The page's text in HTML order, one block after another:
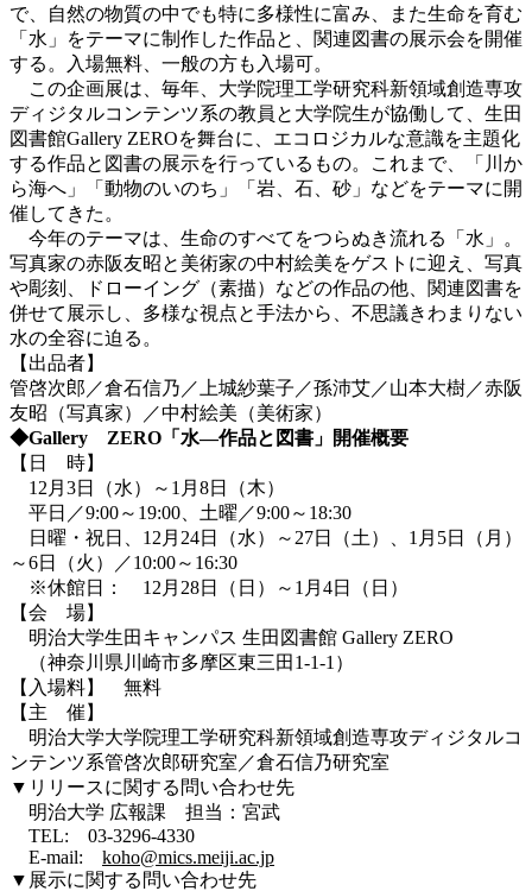
で、自然の物質の中でも特に多様性に富み、また生命を育む
「水」をテーマに制作した作品と、関連図書の展示会を開催
する。入場無料、一般の方も入場可。
この企画展は、毎年、大学院理工学研究科新領域創造専攻
ディジタルコンテンツ系の教員と大学院生が協働して、生田
図書館Gallery ZEROを舞台に、エコロジカルな意識を主題化
する作品と図書の展示を行っているもの。これまで、「川か
ら海へ」「動物のいのち」「岩、石、砂」などをテーマに開
催してきた。
今年のテーマは、生命のすべてをつらぬき流れる「水」。
写真家の赤阪友昭と美術家の中村絵美をゲストに迎え、写真
や彫刻、ドローイング（素描）などの作品の他、関連図書を
併せて展示し、多様な視点と手法から、不思議きわまりない
水の全容に迫る。
【出品者】
管啓次郎／倉石信乃／上城紗葉子／孫沛艾／山本大樹／赤阪
友昭（写真家）／中村絵美（美術家）
◆Gallery ZERO「水―作品と図書」開催概要
【日 時】
12月3日（水）～1月8日（木）
平日／9:00～19:00、土曜／9:00～18:30
日曜・祝日、12月24日（水）～27日（土）、1月5日（月）
～6日（火）／10:00～16:30
※休館日： 12月28日（日）～1月4日（日）
【会 場】
明治大学生田キャンパス 生田図書館 Gallery ZERO
（神奈川県川崎市多摩区東三田1-1-1）
【入場料】 無料
【主 催】
明治大学大学院理工学研究科新領域創造専攻ディジタルコ
ンテンツ系管啓次郎研究室／倉石信乃研究室
▼リリースに関する問い合わせ先
明治大学 広報課 担当：宮武
TEL: 03-3296-4330
E-mail: koho@mics.meiji.ac.jp
▼展示に関する問い合わせ先